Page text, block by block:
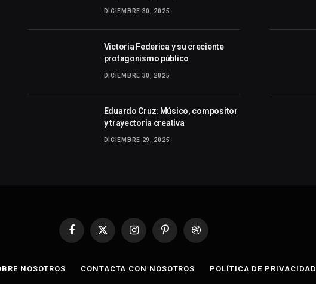
DICIEMBRE 30, 2025
Victoria Federica y su creciente
protagonismo público
DICIEMBRE 30, 2025
Eduardo Cruz: Músico, compositor
y trayectoria creativa
DICIEMBRE 29, 2025
Facebook
X
InstagramPinterestDribbble
NOSOTROS CONTACTA CON NOSOTROS POLÍTICA DE PRIVACIDAD